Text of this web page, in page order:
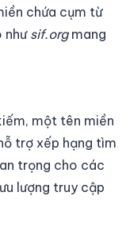
chứa cụm từ
như sif.orgmang
một tên miền
trợ xếp hạng tìm
trọng cho các
lượng truy cập